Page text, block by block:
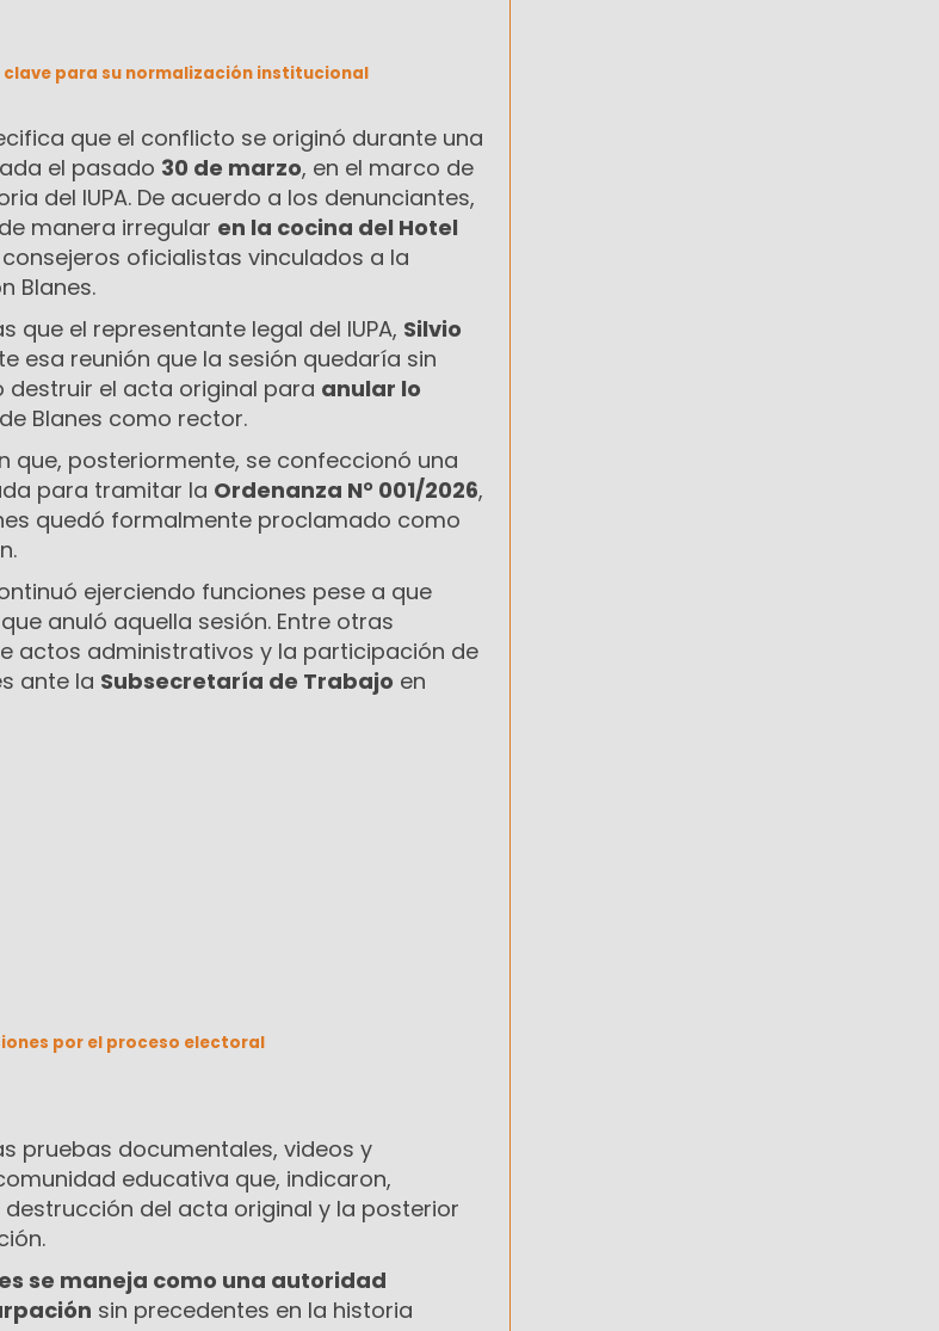
clave para su normalización institucional
que el conflicto se originó durante una
el pasado 30 de marzo, en el marco de
del IUPA. De acuerdo a los denunciantes,
manera irregular en la cocina del Hotel
oficialistas vinculados a la
Blanes.
que el representante legal del IUPA, Silvio
esa reunión que la sesión quedaría sin
el acta original para anular lo
Blanes como rector.
que, posteriormente, se confeccionó una
para tramitar la Ordenanza N° 001/2026,
quedó formalmente proclamado como
ejerciendo funciones pese a que
anuló aquella sesión. Entre otras
actos administrativos y la participación de
ante la Subsecretaría de Trabajo en
por el proceso electoral
pruebas documentales, videos y
educativa que, indicaron,
del acta original y la posterior
se maneja como una autoridad
sin precedentes en la historia